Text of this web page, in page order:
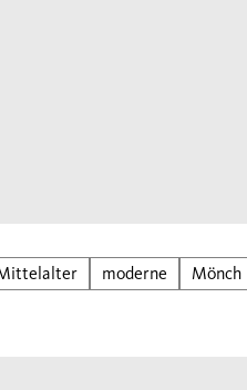
moderne
Mönch